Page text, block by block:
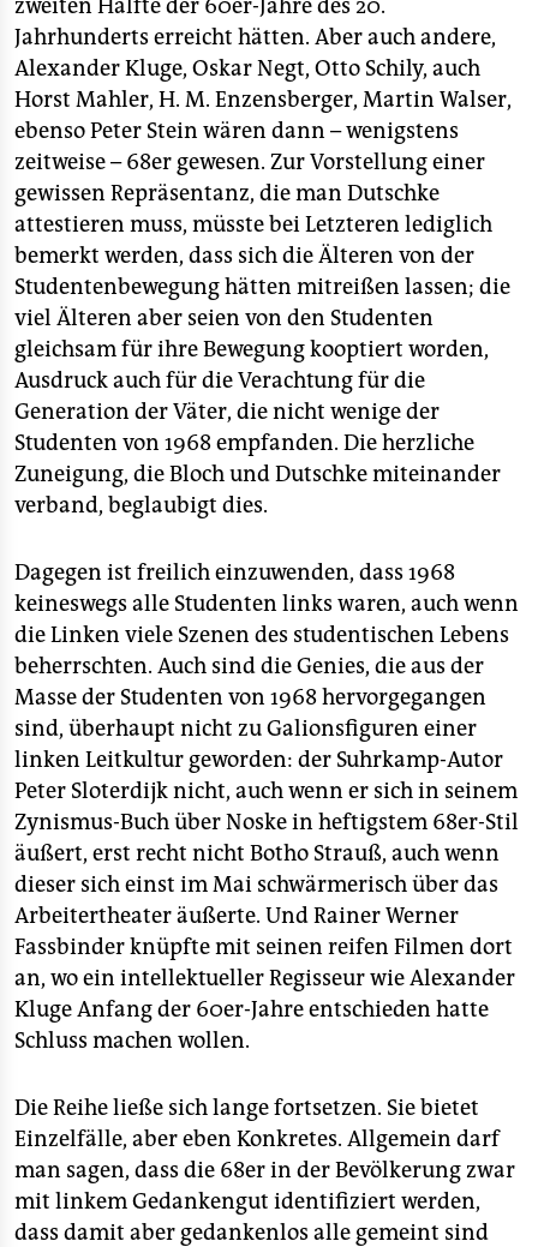
zweiten Hälfte der 60er-Jahre des 20.
Jahrhunderts erreicht hätten. Aber auch andere,
Alexander Kluge, Oskar Negt, Otto Schily, auch
Horst Mahler, H. M. Enzensberger, Martin Walser,
ebenso Peter Stein wären dann – wenigstens
zeitweise – 68er gewesen. Zur Vorstellung einer
gewissen Repräsentanz, die man Dutschke
attestieren muss, müsste bei Letzteren lediglich
bemerkt werden, dass sich die Älteren von der
Studentenbewegung hätten mitreißen lassen; die
viel Älteren aber seien von den Studenten
gleichsam für ihre Bewegung kooptiert worden,
Ausdruck auch für die Verachtung für die
Generation der Väter, die nicht wenige der
Studenten von 1968 empfanden. Die herzliche
Zuneigung, die Bloch und Dutschke miteinander
verband, beglaubigt dies.
Dagegen ist freilich einzuwenden, dass 1968
keineswegs alle Studenten links waren, auch wenn
die Linken viele Szenen des studentischen Lebens
beherrschten. Auch sind die Genies, die aus der
Masse der Studenten von 1968 hervorgegangen
sind, überhaupt nicht zu Galionsfiguren einer
linken Leitkultur geworden: der Suhrkamp-Autor
Peter Sloterdijk nicht, auch wenn er sich in seinem
Zynismus-Buch über Noske in heftigstem 68er-Stil
äußert, erst recht nicht Botho Strauß, auch wenn
dieser sich einst im Mai schwärmerisch über das
Arbeitertheater äußerte. Und Rainer Werner
Fassbinder knüpfte mit seinen reifen Filmen dort
an, wo ein intellektueller Regisseur wie Alexander
Kluge Anfang der 60er-Jahre entschieden hatte
Schluss machen wollen.
Die Reihe ließe sich lange fortsetzen. Sie bietet
Einzelfälle, aber eben Konkretes. Allgemein darf
man sagen, dass die 68er in der Bevölkerung zwar
mit linkem Gedankengut identifiziert werden,
dass damit aber gedankenlos alle gemeint sind